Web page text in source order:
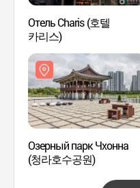
Отель Charis (호텔
카리스)
Озерный парк Чхонна
(청라호수공원)